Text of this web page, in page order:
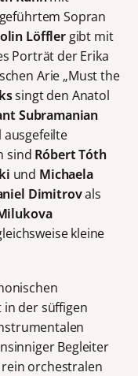
Sopran
Löfflergibt mit
Porträt der Erika
Arie „Must the
singt den Anatol
Subramanian
ausgefeilte
sind Róbert Tóth
und Michaela
Dimitrovals
kleine
in der süffigen
Begleiter
orchestralen